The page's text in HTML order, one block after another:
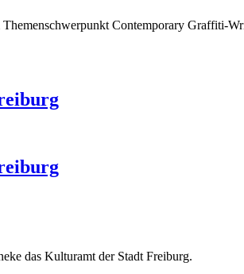
Contemporary Graffiti-
das Kulturamt der Stadt Freiburg.